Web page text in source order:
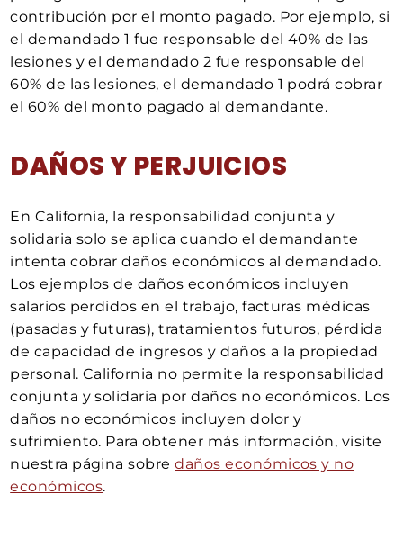
contribución por el monto pagado. Por ejemplo, si
el demandado 1 fue responsable del 40% de las
lesiones y el demandado 2 fue responsable del
60% de las lesiones, el demandado 1 podrá cobrar
el 60% del monto pagado al demandante.
DAÑOS Y PERJUICIOS
En California, la responsabilidad conjunta y
solidaria solo se aplica cuando el demandante
intenta cobrar daños económicos al demandado.
Los ejemplos de daños económicos incluyen
salarios perdidos en el trabajo, facturas médicas
(pasadas y futuras), tratamientos futuros, pérdida
de capacidad de ingresos y daños a la propiedad
personal. California no permite la responsabilidad
conjunta y solidaria por daños no económicos. Los
daños no económicos incluyen dolor y
sufrimiento. Para obtener más información, visite
nuestra página sobredaños económicos y no
económicos.